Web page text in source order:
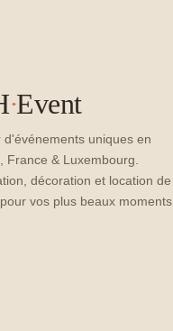
·Event
d'événements uniques en
France & Luxembourg.
décoration et location de
vos plus beaux moments.